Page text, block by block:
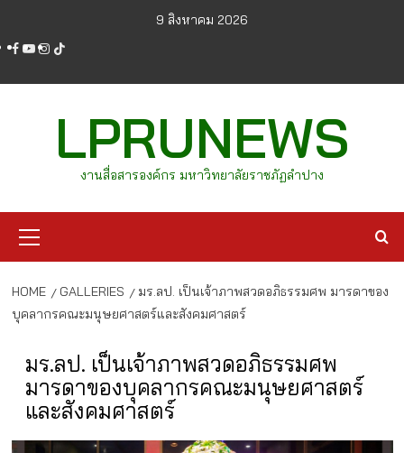
content
9 สิงหาคม 2026
facebook
youtube
instagram
tiktok
LPRUNEWS
งานสื่อสารองค์กร มหาวิทยาลัยราชภัฏลำปาง
Menu
HOME GALLERIES
มร.ลป. เป็นเจ้าภาพสวดอภิธรรมศพ มารดาของ
บุคลากรคณะมนุษยศาสตร์และสังคมศาสตร์
มร.ลป. เป็นเจ้าภาพสวดอภิธรรมศพ
มารดาของบุคลากรคณะมนุษยศาสตร์
และสังคมศาสตร์